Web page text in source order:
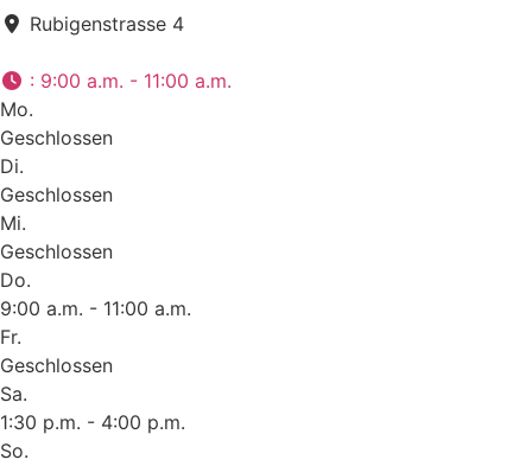
Rubigenstrasse 4
: 9:00 a.m. - 11:00 a.m.
Mo.
Geschlossen
Di.
Geschlossen
Mi.
Geschlossen
Do.
9:00 a.m. - 11:00 a.m.
Fr.
Geschlossen
Sa.
1:30 p.m. - 4:00 p.m.
So.